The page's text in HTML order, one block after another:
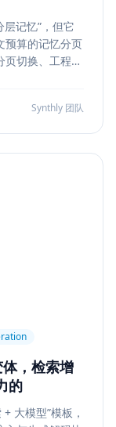
记忆”，但它
预算的记忆分页
切换、工程可
Synthly 团队
，检索增
的
大模型”模板，